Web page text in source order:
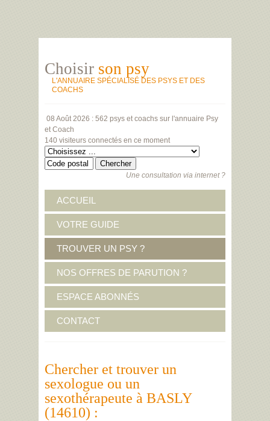
Choisir son psy
L'ANNUAIRE SPÉCIALISÉ DES PSYS ET DES
COACHS
08 Août 2026 : 562 psys et coachs sur l'annuaire Psy
et Coach
140 visiteurs connectés en ce moment
Une consultation via internet ?
ACCUEIL
VOTRE GUIDE
TROUVER UN PSY ?
NOS OFFRES DE PARUTION ?
ESPACE ABONNÉS
CONTACT
Chercher et trouver un
sexologue ou un
sexothérapeute à BASLY
(14610) :